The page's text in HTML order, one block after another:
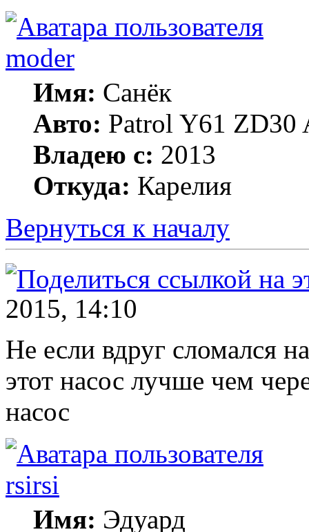
moder
Имя: Санёк
Авто: Patrol Y61 ZD30
Владею с: 2013
Откуда: Карелия
Вернуться к началу
2015, 14:10
Не если вдруг сломался
этот насос лучше чем
насос
rsirsi
Имя: Эдуард